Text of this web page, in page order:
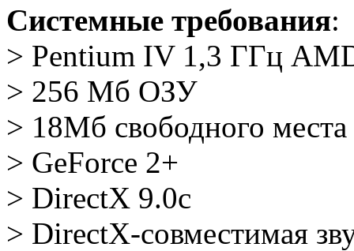
Cистемные требования:
> Pentium IV 1,3 ГГц
> 256 Мб ОЗУ
> 18Мб свободного
> GeForce 2+
> DirectX 9.0c
> DirectX-совместимая